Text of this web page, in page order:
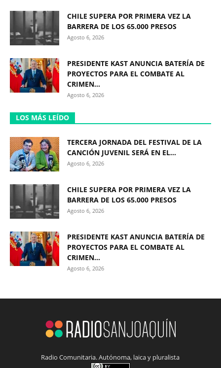
CHILE SUPERA POR PRIMERA VEZ LA
BARRERA DE LOS 65.000 PRESOS
Agosto 6, 2026
PRESIDENTE KAST ANUNCIA BATERÍA DE
PROYECTOS PARA EL COMBATE AL
CRIMEN...
Agosto 6, 2026
LOS MÁS LEÍDO
TERCERA JORNADA DEL FESTIVAL DE LA
CANCIÓN JUVENIL SERÁ EN EL...
Agosto 6, 2026
CHILE SUPERA POR PRIMERA VEZ LA
BARRERA DE LOS 65.000 PRESOS
Agosto 6, 2026
PRESIDENTE KAST ANUNCIA BATERÍA DE
PROYECTOS PARA EL COMBATE AL
CRIMEN...
Agosto 6, 2026
Radio Comunitaria. Autónoma, laica y pluralista